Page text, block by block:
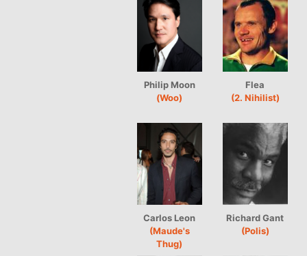
Philip Moon
(Woo)
Flea
(2. Nihilist)
Carlos Leon
(Maude's
Thug)
Richard Gant
(Polis)